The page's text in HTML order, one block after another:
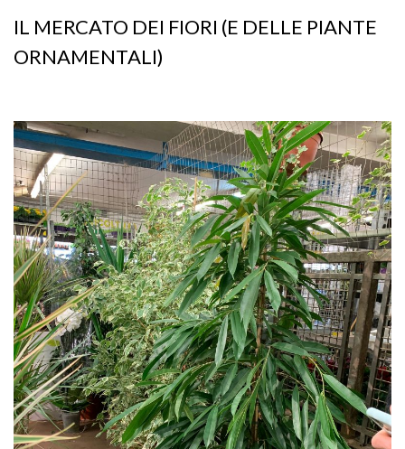
IL MERCATO DEI FIORI (E DELLE PIANTE
ORNAMENTALI)